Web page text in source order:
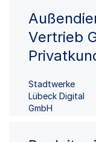
Vertrieb
Stadtwerke
Lübeck Digital
GmbH